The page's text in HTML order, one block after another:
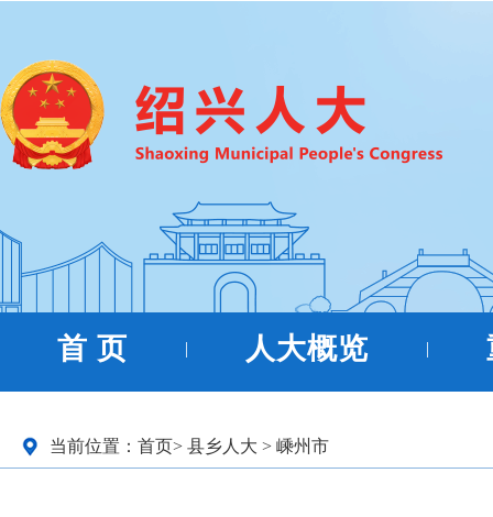
首 页 | 人大概览 |
当前位置： 首页> 县乡人大 > 嵊州市